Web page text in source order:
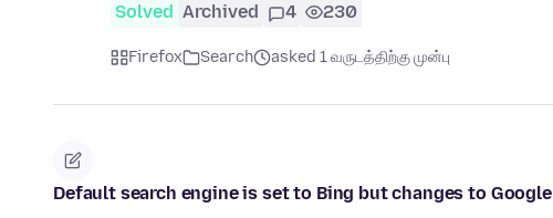
Solved Archived 4 230
Firefox Search asked 1 வருடத்திற்கு முன்பு
Default search engine is set to Bing but changes to Google